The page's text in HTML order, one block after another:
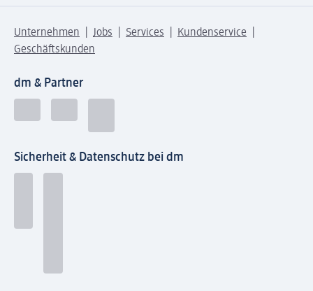
Unternehmen Jobs Services
Kundenservice
Geschäftskunden
dm & Partner
Sicherheit & Datenschutz bei dm